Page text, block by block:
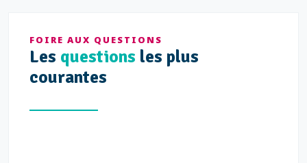
FOIRE AUX QUESTIONS
Les questions les plus
courantes